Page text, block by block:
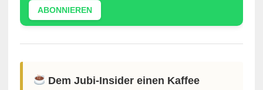
ABONNIEREN
Dem Jubi-Insider einen Kaffee